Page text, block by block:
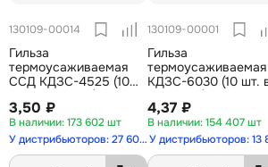
130109-00014
Гильза
термоусаживаемая
ССД КДЗС-4525 (10
шт.в упаковке)
3,50 ₽
173 602 шт
У дистрибьюторов: 27 607 шт
130109-00001
Гильза
термоусаживаемая
КДЗС-6030 (10 шт.
упаковке)
4,37 ₽
154 407 шт
У дистрибьюторов: 13